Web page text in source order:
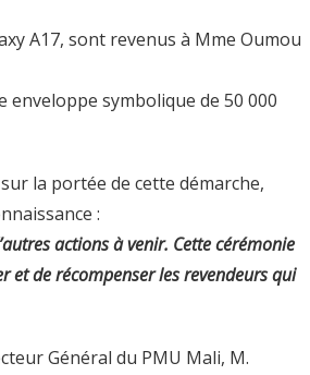
A17, sont revenus à Mme Oumou
symbolique de 50 000
la portée de cette démarche,
:
actions à venir. Cette cérémonie
et de récompenser les revendeurs qui
Général du PMU Mali, M.